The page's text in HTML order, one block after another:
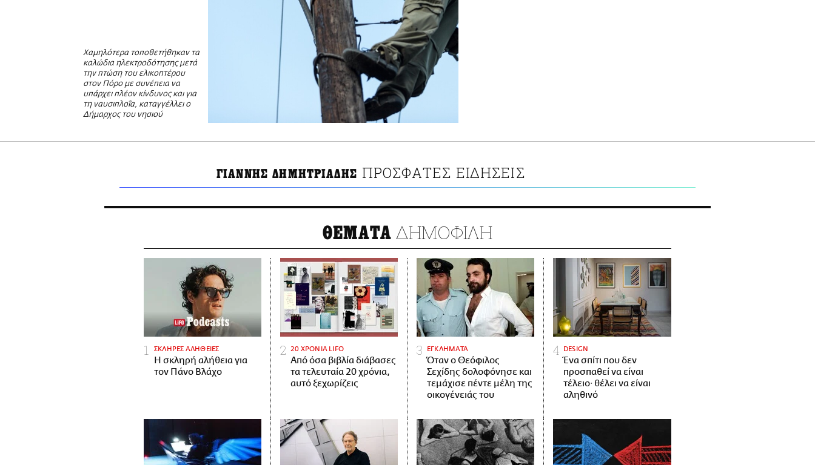
Χαμηλότερα τοποθετήθηκαν τα
καλώδια ηλεκτροδότησης μετά
την πτώση του ελικοπτέρου
στον Πόρο με συνέπεια να
υπάρχει πλέον κίνδυνος και για
τη ναυσιπλοΐα, καταγγέλλει ο
Δήμαρχος του νησιού
ΓΙΑΝΝΗΣ ΔΗΜΗΤΡΙΑΔΗΣ ΠΡΟΣΦΑΤΕΣ ΕΙΔΗΣΕΙΣ
ΘΕΜΑΤΑ ΔΗΜΟΦΙΛΗ
ΣΚΛΗΡΕΣ ΑΛΗΘΕΙΕΣ
H σκληρή αλήθεια για
τον Πάνο Βλάχο
20 ΧΡΟΝΙΑ LIFO
Από όσα βιβλία διάβασες
τα τελευταία 20 χρόνια,
αυτό ξεχωρίζεις
ΕΓΚΛΗΜΑΤΑ
Όταν ο Θεόφιλος
Σεχίδης δολοφόνησε και
τεμάχισε πέντε μέλη της
οικογένειάς του
DESIGN
Ένα σπίτι που δεν
προσπαθεί να είναι
τέλειο· θέλει να είναι
αληθινό